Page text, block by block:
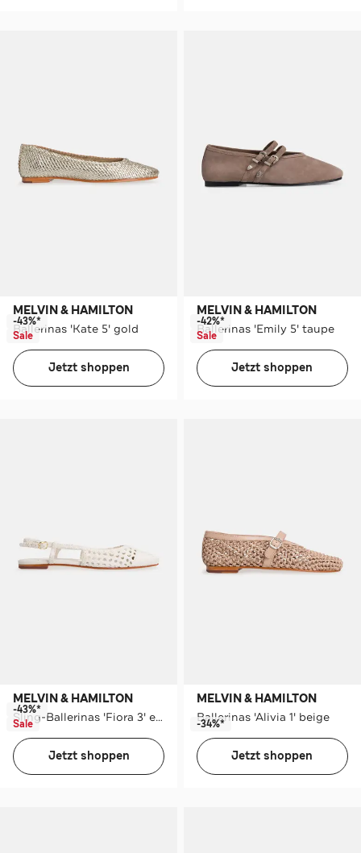
MELVIN & HAMILTON
Ballerinas 'Kate 5' gold
-43%*
Sale
Jetzt shoppen
MELVIN & HAMILTON
Ballerinas 'Emily 5' taupe
-42%*
Sale
Jetzt shoppen
MELVIN & HAMILTON
Sling-Ballerinas 'Fiora 3' ecru
-43%*
Sale
Jetzt shoppen
MELVIN & HAMILTON
Ballerinas 'Alivia 1' beige
-34%*
Jetzt shoppen